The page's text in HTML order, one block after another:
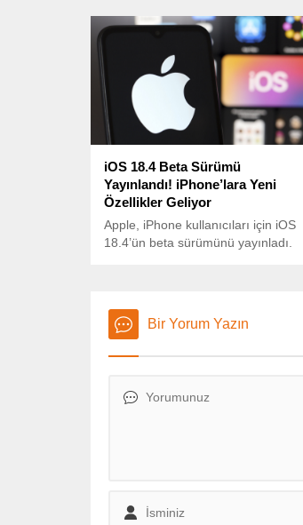
platform, 19 Ocak’a kadar ABD’deki
varlıklarını devretmezse, ülke
çapında yasaklanacak.
iOS 18.4 Beta Sürümü
Yayınlandı! iPhone’lara Yeni
Özellikler Geliyor
Apple, iPhone kullanıcıları için iOS
18.4’ün beta sürümünü yayınladı.
Bir Yorum Yazın